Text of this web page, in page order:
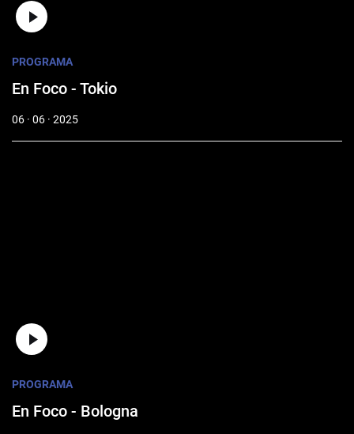
PROGRAMA
En Foco - Tokio
06 · 06 · 2025
PROGRAMA
En Foco - Bologna